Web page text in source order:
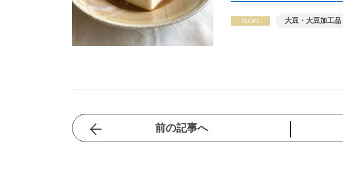
大豆・大豆加工品
前の記事へ